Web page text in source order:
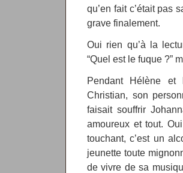
qu’en fait c’était pas
grave finalement.
Oui rien qu’à la
“Quel est le fuque ?”
Pendant Hélène et
Christian, son
faisait souffrir
amoureux et tout.
touchant, c’est un
jeunette toute
de vivre de sa